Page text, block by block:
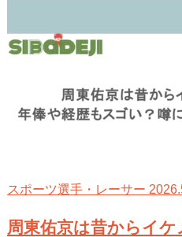
スポーツ選手・レーサー
周東佑京は昔からイ